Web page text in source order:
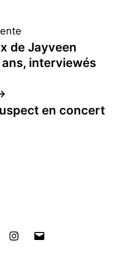
de Jayveen
interviewés
en concert
Instagram